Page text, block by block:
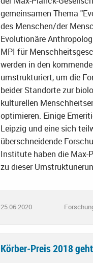
gemeinsamen Thema
des Menschen/der
Evolutionäre
MPI für
werden in den
umstrukturiert, um die
beider Standorte zur
kulturellen
optimieren. Einige
Leipzig und eine sich
überschneidende
Institute haben die Max-
zu dieser
25.06.2020
Körber-Preis 2018